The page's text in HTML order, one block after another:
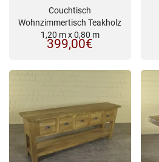
Couchtisch
Wohnzimmertisch Teakholz
1,20 m x 0,80 m
399,00€